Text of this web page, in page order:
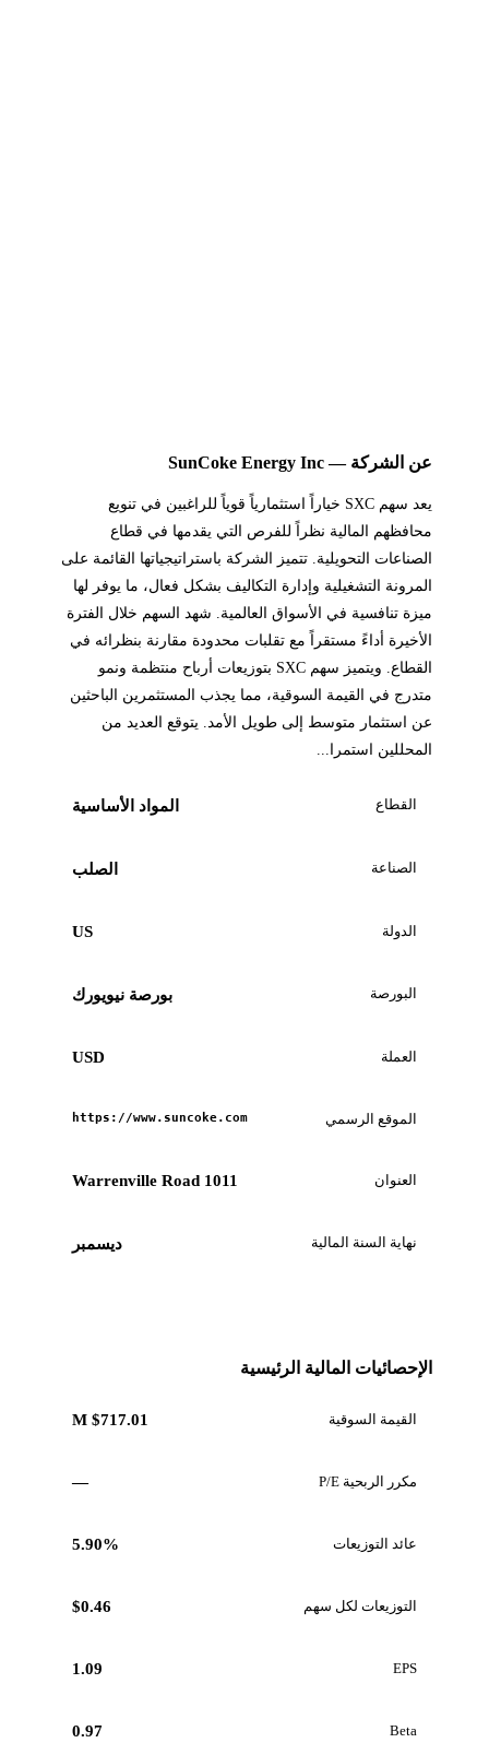
عن الشركة — SunCoke Energy Inc
يعد سهم SXC خياراً استثمارياً قوياً للراغبين في تنويع
محافظهم المالية نظراً للفرص التي يقدمها في قطاع
الصناعات التحويلية. تتميز الشركة باستراتيجياتها القائمة على
المرونة التشغيلية وإدارة التكاليف بشكل فعال، ما يوفر لها
ميزة تنافسية في الأسواق العالمية. شهد السهم خلال الفترة
الأخيرة أداءً مستقراً مع تقلبات محدودة مقارنة بنظرائه في
القطاع. ويتميز سهم SXC بتوزيعات أرباح منتظمة ونمو
متدرج في القيمة السوقية، مما يجذب المستثمرين الباحثين
عن استثمار متوسط إلى طويل الأمد. يتوقع العديد من
المحللين استمرا...
القطاع المواد الأساسية
الصناعة الصلب
الدولة US
البورصة بورصة نيويورك
العملة USD
الموقع الرسمي https://www.suncoke.com
العنوان 1011 Warrenville Road
نهاية السنة المالية ديسمبر
الإحصائيات المالية الرئيسية
القيمة السوقية $717.01 M
مكرر الربحية P/E —
عائد التوزيعات 5.90%
التوزيعات لكل سهم $0.46
EPS
1.09
Beta
0.97